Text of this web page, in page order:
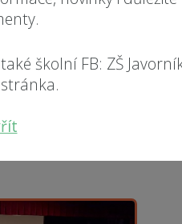
školní FB: ZŠ
poučit. Podle průběžných
opona a v pozadí jsme
pódium posadit vedle
na zvolených středních